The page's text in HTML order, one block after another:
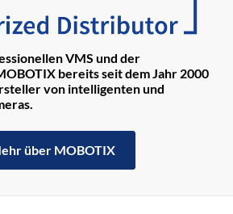
VMS und der
bereits seit dem Jahr 2000
von intelligenten und
über MOBOTIX